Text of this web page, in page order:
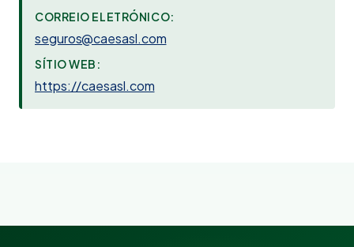
CORREIO ELETRÓNICO:
seguros@caesasl.com
SÍTIO WEB:
https://caesasl.com